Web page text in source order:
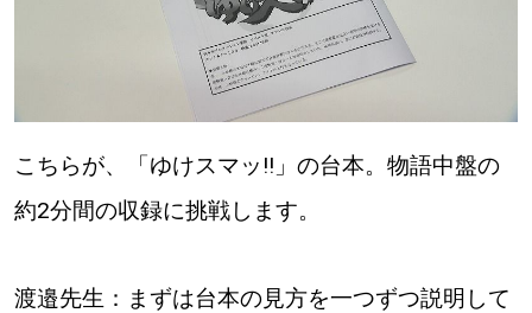
道南
こちらが、「ゆけスマッ!!」の台本。物語中盤の
約2分間の収録に挑戦します。
渡邉先生：まずは台本の見方を一つずつ説明して